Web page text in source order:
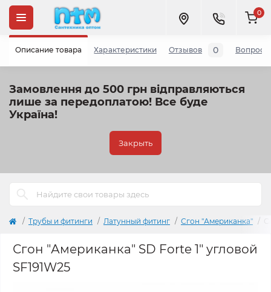
Замовлення до 500 грн відправляються
лише за передоплатою! Все буде
Україна!
Закрыть
0
Трубы и фитинги Латунный фитинг Сгон "Американка"
Сгон "Американка" SD Forte 1" угловой
SF191W25
Описание товара Характеристики Отзывов 0 Вопросы